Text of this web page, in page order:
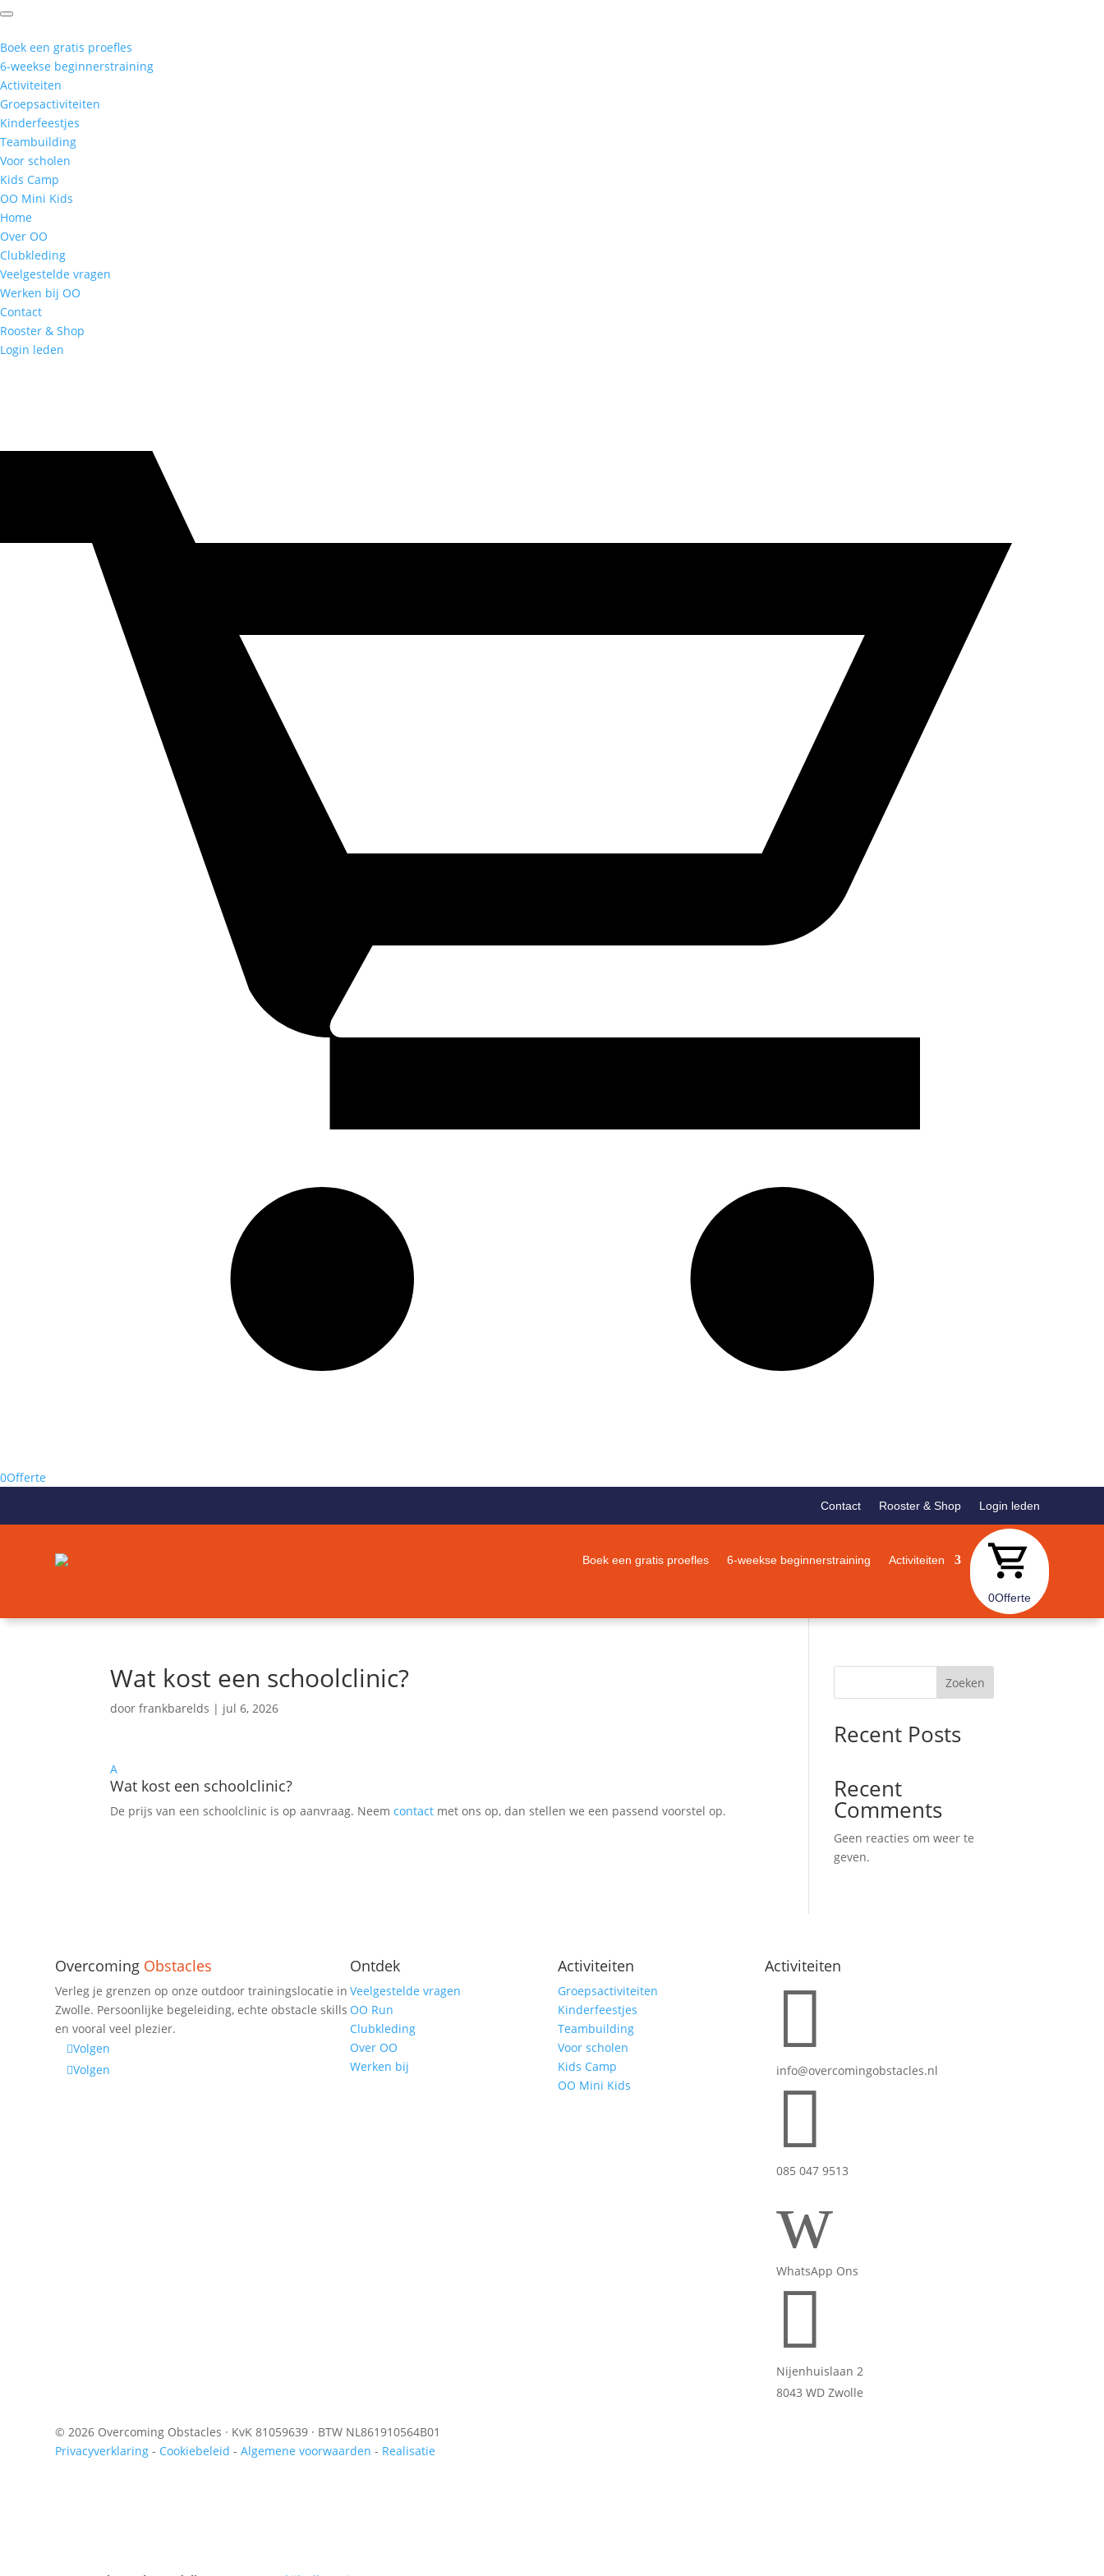
Boek een gratis proefles
6-weekse beginnerstraining
Activiteiten
Groepsactiviteiten
Kinderfeestjes
Teambuilding
Voor scholen
Kids Camp
OO Mini Kids
Home
Over OO
Clubkleding
Veelgestelde vragen
Werken bij OO
Contact
Rooster & Shop
Login leden
0Offerte
Contact Rooster & Shop Login leden
Boek een gratis proefles 6-weekse beginnerstraining Activiteiten
0Offerte
Wat kost een schoolclinic?
doorfrankbarelds | jul 6, 2026
A
Wat kost een schoolclinic?
De prijs van een schoolclinic is op aanvraag. Neemcontact met ons op, dan stellen we een passend voorstel op.
Zoeken
Recent Posts
Recent
Comments
Geen reacties om weer te
geven.
Overcoming Obstacles
Verleg je grenzen op onze outdoor trainingslocatie in
Zwolle. Persoonlijke begeleiding, echte obstacle skills
en vooral veel plezier.
Volgen
Volgen
Ontdek
Veelgestelde vragen
OO Run
Clubkleding
Over OO
Werken bij
Activiteiten
Groepsactiviteiten
Kinderfeestjes
Teambuilding
Voor scholen
Kids Camp
OO Mini Kids
Activiteiten

info@overcomingobstacles.nl

085 047 9513
w
WhatsApp Ons

Nijenhuislaan 2
8043 WD Zwolle
© 2026 Overcoming Obstacles · KvK 81059639 · BTW NL861910564B01
Privacyverklaring - Cookiebeleid -Algemene voorwaarden - Realisatie